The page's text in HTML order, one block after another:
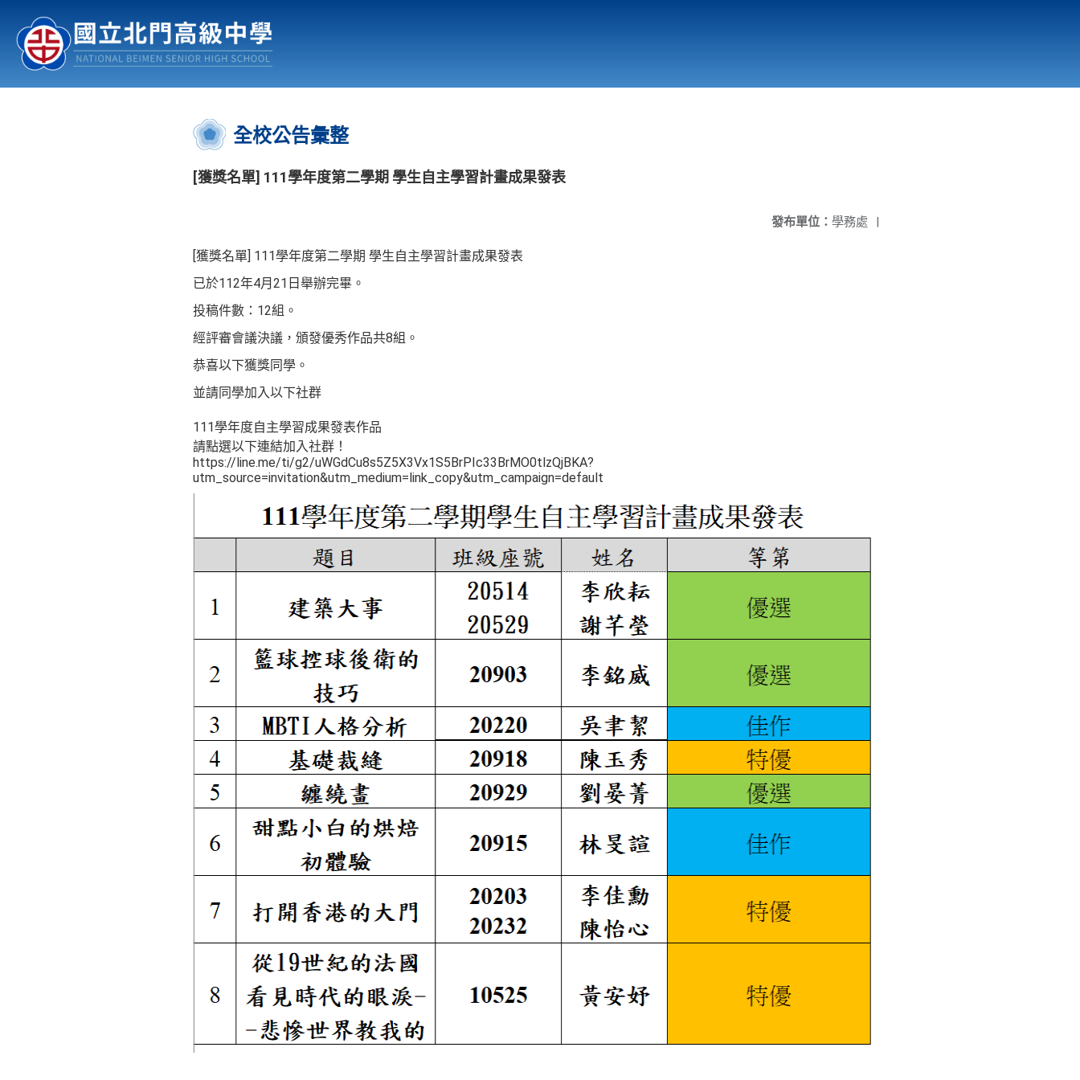
認識北中 行事曆
:::
全校公告彙整
[獲獎名單] 111學年度第二學期 學生自主學習計畫成果發表
發布單位： 學務處 |
[獲獎名單] 111學年度第二學期 學生自主學習計畫成果發表
已於112年4月21日舉辦完畢。
投稿件數：12組。
經評審會議決議，頒發優秀作品共8組。
恭喜以下獲獎同學。
並請同學加入以下社群
111學年度自主學習成果發表作品
請點選以下連結加入社群！
https://line.me/ti/g2/uWGdCu8s5Z5X3Vx1S5BrPIc33BrMO0tlzQjBKA?
utm_source=invitation&utm_medium=link_copy&utm_campaign=default